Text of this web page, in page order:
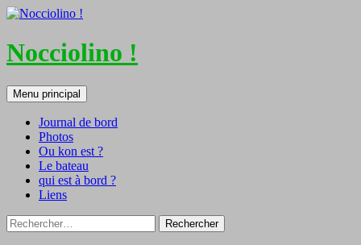
Nocciolino !
Recherche
Menu principal
Aller
au
contenu
Journal de bord
Photos
Ou kon est ?
Le bateau
qui est à bord ?
Liens
Rechercher :